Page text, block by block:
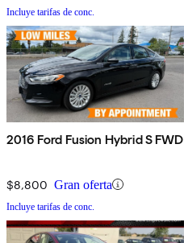
Incluye tarifas de conc.
2016 Ford Fusion Hybrid S FWD
$8,800 Gran oferta
Incluye tarifas de conc.